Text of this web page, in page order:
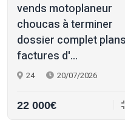
vends motoplaneur
choucas à terminer
dossier complet
factures d'...
24 20/07/2026
22 000€